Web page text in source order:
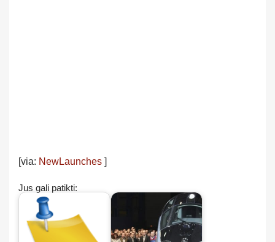
[via: NewLaunches ]
Jus gali patikti: